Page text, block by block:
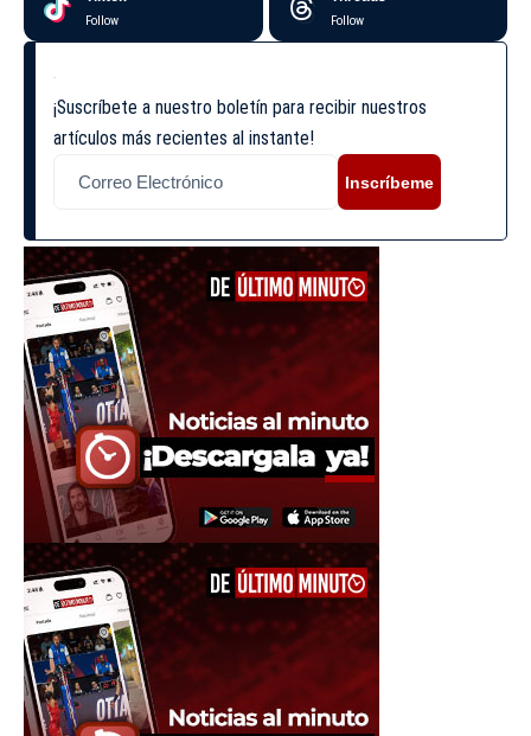
Follow Follow
¡Suscríbete a nuestro boletín para recibir nuestros
artículos más recientes al instante!
Inscríbeme